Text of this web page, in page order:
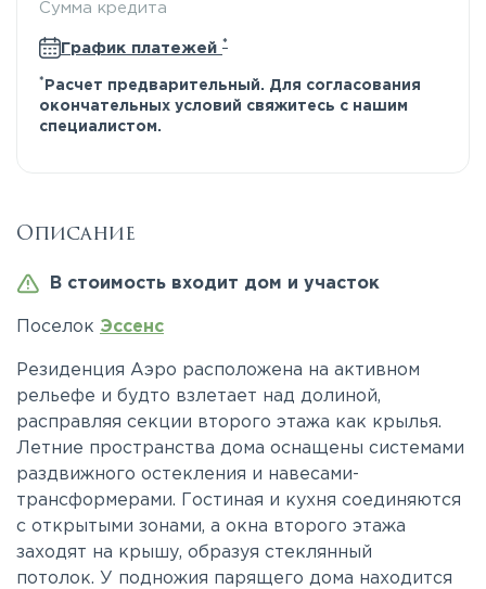
Сумма кредита
График платежей *
* Расчет предварительный. Для согласования
окончательных условий свяжитесь с нашим
специалистом.
Описание
В стоимость входит дом и участок
Поселок Эссенс
Резиденция Аэро расположена на активном
рельефе и будто взлетает над долиной,
расправляя секции второго этажа как крылья.
Летние пространства дома оснащены системами
раздвижного остекления и навесами-
трансформерами. Гостиная и кухня соединяются
с открытыми зонами, а окна второго этажа
заходят на крышу, образуя стеклянный
потолок. У подножия парящего дома находится